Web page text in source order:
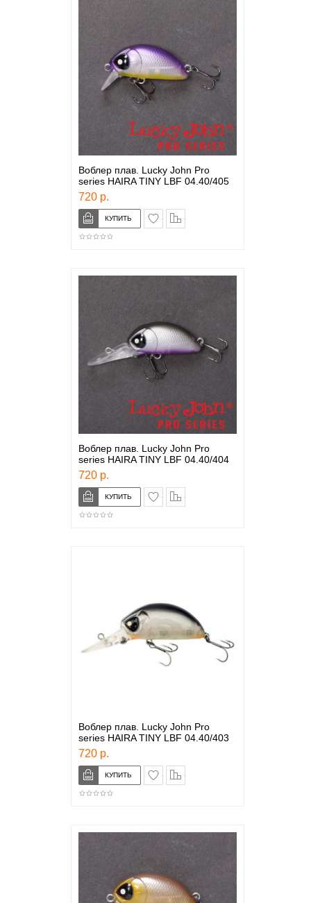
Воблер плав. Lucky John Pro
series HAIRA TINY LBF 04.40/405
720 р.
в закладки
Воблер плав. Lucky John Pro
series HAIRA TINY LBF 04.40/404
720 р.
в закладки
Воблер плав. Lucky John Pro
series HAIRA TINY LBF 04.40/403
720 р.
в закладки